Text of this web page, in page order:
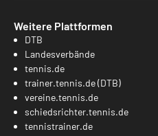
Weitere Plattformen
DTB
Landesverbände
tennis.de
trainer.tennis.de (DTB)
vereine.tennis.de
schiedsrichter.tennis.de
tennistrainer.de